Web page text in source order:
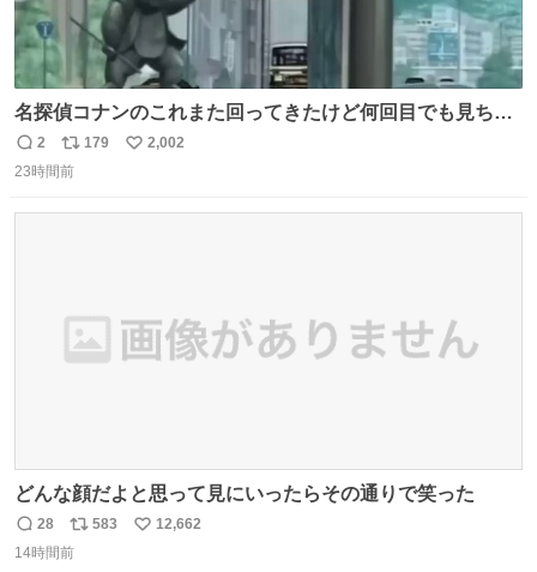
名探偵コナンのこれまた回ってきたけど何回目でも見ちゃ
う魔力あるのよな
返
信
2
リ
ポ
179
い
2,002
23時間前
どんな顔だよと思って見にいったらその通りで笑った
返
信
28
リ
ポ
583
い
12,662
14時間前